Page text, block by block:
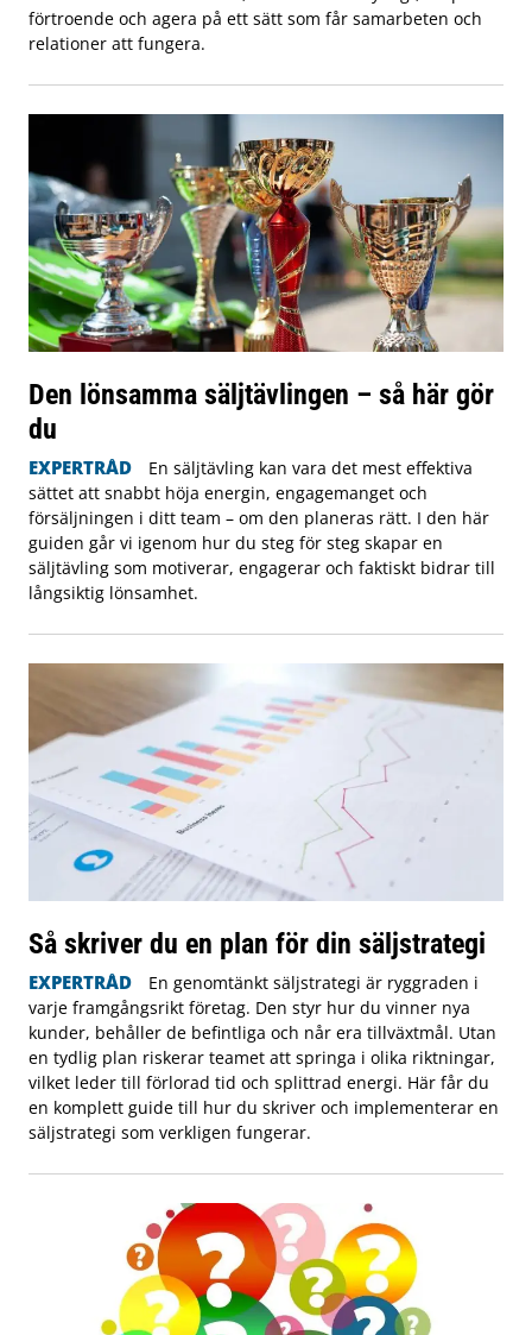
förtroende och agera på ett sätt som får samarbeten och
relationer att fungera.
Den lönsamma säljtävlingen – så här gör
du
EXPERTRÅD
En säljtävling kan vara det mest effektiva
sättet att snabbt höja energin, engagemanget och
försäljningen i ditt team – om den planeras rätt. I den här
guiden går vi igenom hur du steg för steg skapar en
säljtävling som motiverar, engagerar och faktiskt bidrar till
långsiktig lönsamhet.
Så skriver du en plan för din säljstrategi
EXPERTRÅD
En genomtänkt säljstrategi är ryggraden i
varje framgångsrikt företag. Den styr hur du vinner nya
kunder, behåller de befintliga och når era tillväxtmål. Utan
en tydlig plan riskerar teamet att springa i olika riktningar,
vilket leder till förlorad tid och splittrad energi. Här får du
en komplett guide till hur du skriver och implementerar en
säljstrategi som verkligen fungerar.